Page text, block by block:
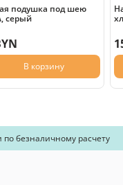
подушка под шею
серый
В корзину
безналичному расчету